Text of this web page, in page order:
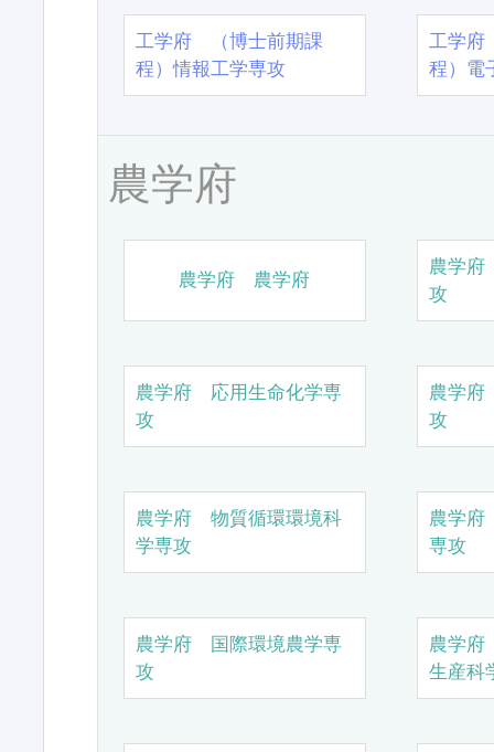
工学府 （博士前期課
程）情報工学専攻
工学
程）電
農学府
農学府 農学府
農学
攻
農学府 応用生命化学専
攻
農学
攻
農学府 物質循環環境科
学専攻
農学
専攻
農学府 国際環境農学専
攻
農学
生産科